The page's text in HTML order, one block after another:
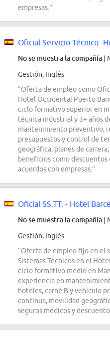
empresas.”
No se muestra la compañía |
Gestión, Inglés
“Oferta de empleo como
Hotel Occidental Puerto
ciclo formativo superior en
técnica industrial y 3+ años
mantenimiento preventivo,
presupuestos y control de
geográfica, planes de
beneficios como
acuerdos con empresas.”
Oficial SS.TT. - Hotel
No se muestra la compañía |
Gestión, Inglés
“Oferta de empleo fijo en el
Sistemas Técnicos en el
ciclo formativo medio en
experiencia en
hoteles, carné B y vehículo
continua, movilidad
seguros médicos y